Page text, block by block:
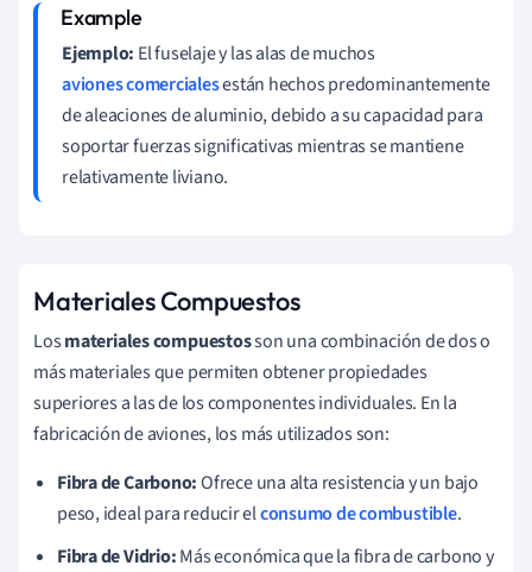
Ejemplo: El fuselaje y las alas de muchos
aviones comercialesestán hechos predominantemente
de aleaciones de aluminio, debido a su capacidad para
soportar fuerzas significativas mientras se mantiene
relativamente liviano.
Materiales Compuestos
Losmateriales compuestosson una combinación de dos o
más materiales que permiten obtener propiedades
superiores a las de los componentes individuales. En la
fabricación de aviones, los más utilizados son:
Fibra de Carbono:Ofrece una alta resistencia y un bajo
peso, ideal para reducir elconsumo de combustible.
Fibra de Vidrio:Más económica que la fibra de carbono y